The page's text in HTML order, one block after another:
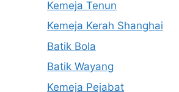
Kemeja Tenun
Kemeja Kerah Shanghai
Batik Bola
Batik Wayang
Kemeja Pejabat